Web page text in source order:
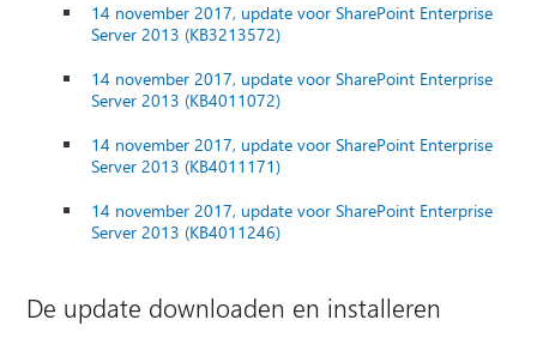
14 november 2017, update voor SharePoint Enterprise
Server 2013 (KB3213572)
14 november 2017, update voor SharePoint Enterprise
Server 2013 (KB4011072)
14 november 2017, update voor SharePoint Enterprise
Server 2013 (KB4011171)
14 november 2017, update voor SharePoint Enterprise
Server 2013 (KB4011246)
De update downloaden en installeren